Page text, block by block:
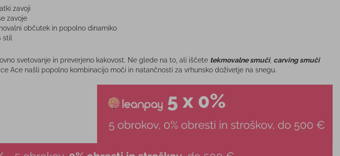
zavoji
zavoje
občutek in popolno dinamiko
stil
svetovanje in preverjeno kakovost. Ne glede na to, ali iščete tekmovalne smuči, carving smuči
Ace našli popolno kombinacijo moči in natančnosti za vrhunsko doživetje na snegu.